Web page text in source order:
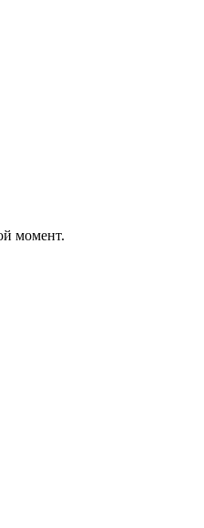
момент.